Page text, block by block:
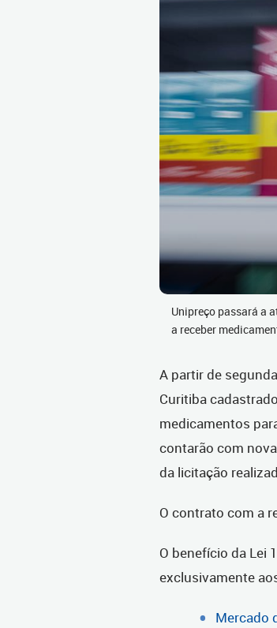
Unipreço passará a
a receber
A partir de
Curitiba
medicamentos
contarão com
da licitação
O contrato com a
O benefício da Lei
exclusivamente
Mercado